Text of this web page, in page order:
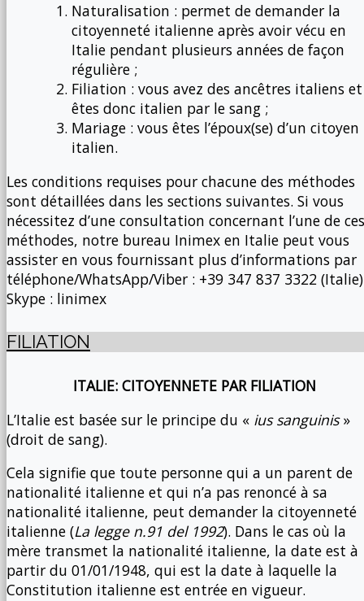
Naturalisation : permet de demander la
citoyenneté italienne après avoir vécu en
Italie pendant plusieurs années de façon
régulière ;
Filiation : vous avez des ancêtres italiens et
êtes donc italien par le sang ;
Mariage : vous êtes l’époux(se) d’un citoyen
italien.
Les conditions requises pour chacune des méthodes
sont détaillées dans les sections suivantes. Si vous
nécessitez d’une consultation concernant l’une de ces
méthodes, notre bureau Inimex en Italie peut vous
assister en vous fournissant plus d’informations par
téléphone/WhatsApp/Viber : +39 347 837 3322
Skype : linimex
FILIATION
ITALIE: CITOYENNETE PAR FILIATION
L’Italie est basée sur le principe du « ius sanguinis»
(droit de sang).
Cela signifie que toute personne qui a un parent de
nationalité italienne et qui n’a pas renoncé à sa
nationalité italienne, peut demander la citoyenneté
italienne (La legge n.91 del 1992). Dans le cas où la
mère transmet la nationalité italienne, la date est à
partir du 01/01/1948, qui est la date à laquelle la
Constitution italienne est entrée en vigueur.